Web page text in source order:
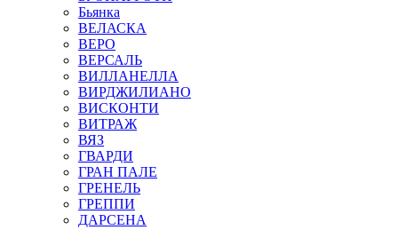
Бьянка
ВЕЛАСКА
ВЕРО
ВЕРСАЛЬ
ВИЛЛАНЕЛЛА
ВИРДЖИЛИАНО
ВИСКОНТИ
ВИТРАЖ
ВЯЗ
ГВАРДИ
ГРАН ПАЛЕ
ГРЕНЕЛЬ
ГРЕППИ
ДАРСЕНА